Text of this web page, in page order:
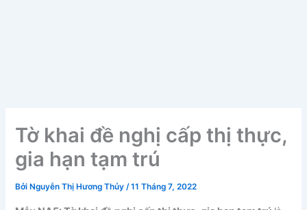
Tờ khai đề nghị cấp thị thực,
gia hạn tạm trú
Bởi Nguyễn Thị Hương Thủy/11 Tháng 7, 2022